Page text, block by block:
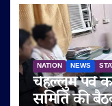
NATION NEWS
चेहल्लुम पर्व